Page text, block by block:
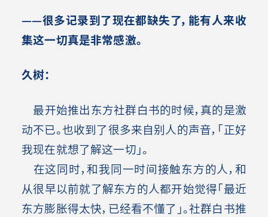
——很多记录到了现在都缺失了，能有人来收
集这一切真是非常感激。
久树：
最开始推出东方社群白书的时候，真的是激
动不已。也收到了很多来自别人的声音，「正好
我现在就想了解这一切」。
在这同时，和我同一时间接触东方的人，和
从很早以前就了解东方的人都开始觉得「最近
东方膨胀得太快，已经看不懂了」。社群白书推